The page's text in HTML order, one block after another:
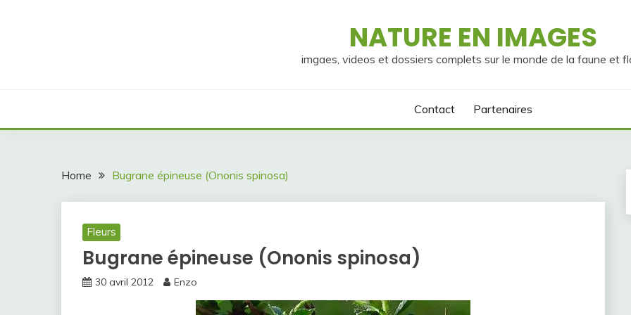
NATURE EN IMAGES
imgaes, videos et dossiers complets sur le monde de la faune et
Contact Partenaires
Home Bugrane épineuse (Ononis spinosa)
Fleurs
Bugrane épineuse (Ononis spinosa)
30 avril 2012 Enzo